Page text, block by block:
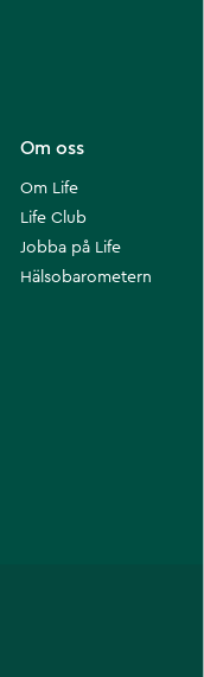
Om oss
Om Life
Life Club
Jobba på Life
Hälsobarometern